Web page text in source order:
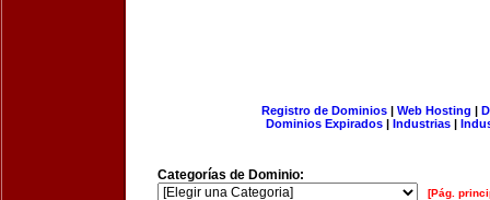
Registro de Dominios| Web Hosting |
Dominios Expirados | Industrias |
Categorías de Dominio:
[Pág.